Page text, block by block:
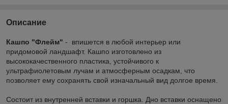
Описание
Кашпо "Флейм" - впишется в любой интерьер или
придомовой ландшафт. Кашпо изготовлено из
высококачественного пластика, устойчивого к
ультрафиолетовым лучам и атмосферным осадкам, что
позволяет ему сохранять свой изначальный вид долгое время.
Состоит из внутренней вставки и горшка. Дно вставки оснащено